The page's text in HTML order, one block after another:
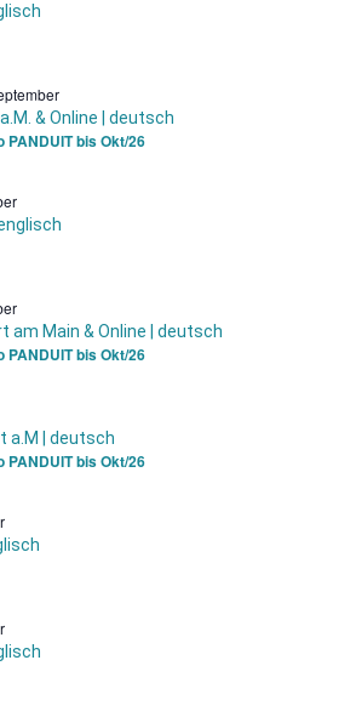
& Online | deutsch
PANDUIT bis Okt/26
am Main & Online | deutsch
PANDUIT bis Okt/26
a.M | deutsch
PANDUIT bis Okt/26